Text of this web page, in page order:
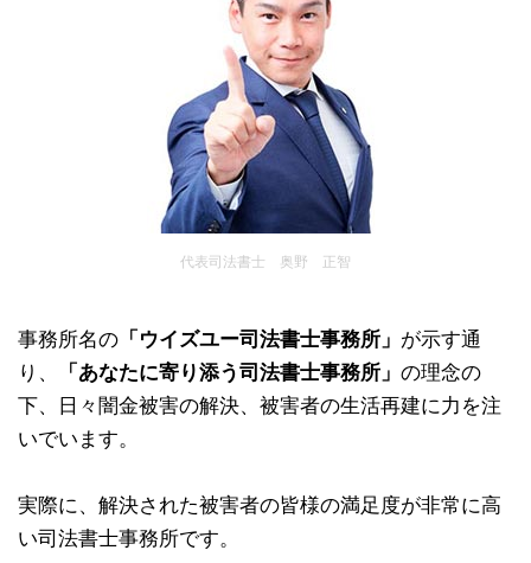
代表司法書士 奥野 正智
事務所名の 「ウイズユー司法書士事務所」 が示す通
り、
「あなたに寄り添う司法書士事務所」 の理念の
下、日々闇金被害の解決、被害者の生活再建に力を注
いでいます。
実際に、解決された被害者の皆様の満足度が非常に高
い司法書士事務所です。